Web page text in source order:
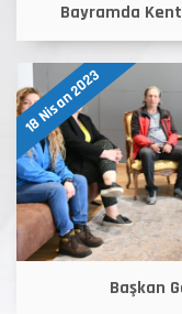
Bayramda
18 Nisan 2023
Başkan